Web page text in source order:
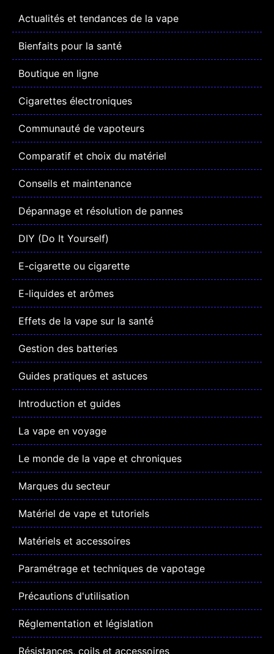
Actualités et tendances de la vape
Bienfaits pour la santé
Boutique en ligne
Cigarettes électroniques
Communauté de vapoteurs
Comparatif et choix du matériel
Conseils et maintenance
Dépannage et résolution de pannes
DIY (Do It Yourself)
E-cigarette ou cigarette
E-liquides et arômes
Effets de la vape sur la santé
Gestion des batteries
Guides pratiques et astuces
Introduction et guides
La vape en voyage
Le monde de la vape et chroniques
Marques du secteur
Matériel de vape et tutoriels
Matériels et accessoires
Paramétrage et techniques de vapotage
Précautions d'utilisation
Réglementation et législation
Résistances, coils et accessoires